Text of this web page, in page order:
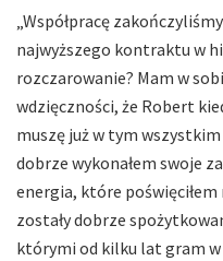
„Współpracę
najwyższego kontraktu w
rozczarowanie? Mam w
wdzięczności, że Robert
muszę już w tym wszystkim
dobrze wykonałem swoje
energia, które
zostały dobrze
którymi od kilku lat gram w